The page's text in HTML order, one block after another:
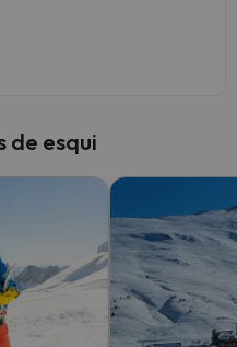
de esqui